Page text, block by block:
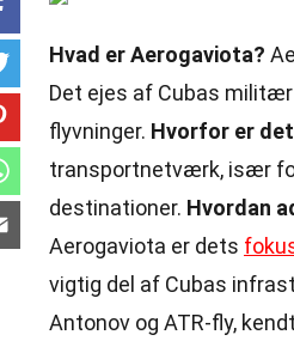
Hvad er Aerogaviota?
Det ejes af Cubas
flyvninger. Hvorfor er
transportnetværk, især
destinationer. Hvordan
Aerogaviota er dets
vigtig del af Cubas
Antonov og ATR-fly,